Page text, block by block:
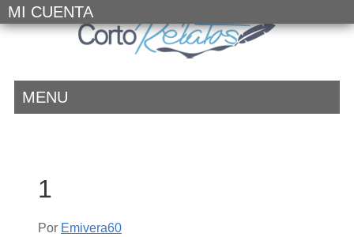
MI CUENTA
MENU
1
Por Emivera60